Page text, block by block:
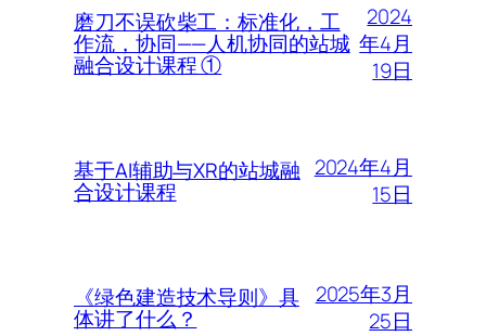
磨刀不误砍柴工：标准化，工
作流，协同——人机协同的站城
融合设计课程 ①
2024
年4月
19日
基于AI辅助与XR的站城融
合设计课程
2024年4月
15日
《绿色建造技术导则》具
体讲了什么？
2025年3月
25日